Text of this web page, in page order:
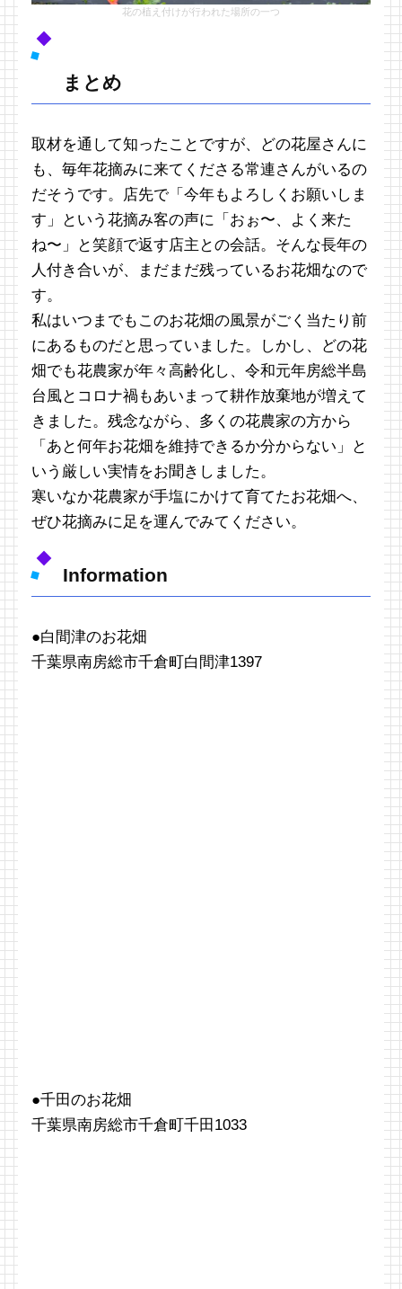
花の植え付けが行われた場所の一つ
まとめ
取材を通して知ったことですが、どの花屋さんに
も、毎年花摘みに来てくださる常連さんがいるの
だそうです。店先で「今年もよろしくお願いしま
す」という花摘み客の声に「おぉ〜、よく来た
ね〜」と笑顔で返す店主との会話。そんな長年の
人付き合いが、まだまだ残っているお花畑なので
す。
私はいつまでもこのお花畑の風景がごく当たり前
にあるものだと思っていました。しかし、どの花
畑でも花農家が年々高齢化し、令和元年房総半島
台風とコロナ禍もあいまって耕作放棄地が増えて
きました。残念ながら、多くの花農家の方から
「あと何年お花畑を維持できるか分からない」と
いう厳しい実情をお聞きしました。
寒いなか花農家が手塩にかけて育てたお花畑へ、
ぜひ花摘みに足を運んでみてください。
Information
●白間津のお花畑
千葉県南房総市千倉町白間津1397
●千田のお花畑
千葉県南房総市千倉町千田1033